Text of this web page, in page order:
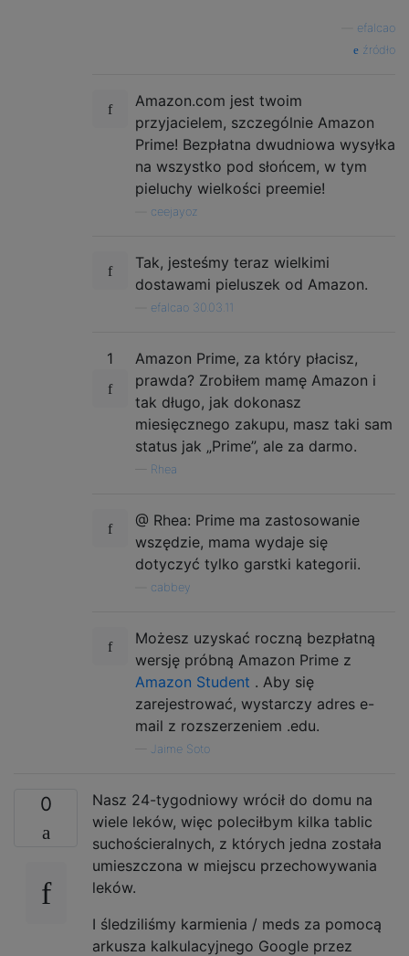
efalcao
źródło
Amazon.com jest twoim
przyjacielem, szczególnie Amazon
Prime! Bezpłatna dwudniowa wysyłka
na wszystko pod słońcem, w tym
pieluchy wielkości preemie!
ceejayoz
Tak, jesteśmy teraz wielkimi
dostawami pieluszek od Amazon.
efalcao 30.03.11
1
Amazon Prime, za który płacisz,
prawda? Zrobiłem mamę Amazon i
tak długo, jak dokonasz
miesięcznego zakupu, masz taki sam
status jak „Prime”, ale za darmo.
Rhea
@ Rhea: Prime ma zastosowanie
wszędzie, mama wydaje się
dotyczyć tylko garstki kategorii.
cabbey
Możesz uzyskać roczną bezpłatną
wersję próbną Amazon Prime z
Amazon Student . Aby się
zarejestrować, wystarczy adres e-
mail z rozszerzeniem .edu.
Jaime Soto
0
Nasz 24-tygodniowy wrócił do domu na
wiele leków, więc poleciłbym kilka tablic
suchościeralnych, z których jedna została
umieszczona w miejscu przechowywania
leków.
I śledziliśmy karmienia / meds za pomocą
arkusza kalkulacyjnego Google przez